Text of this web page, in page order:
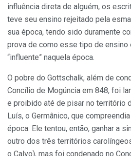
influência direta de alguém, os
teve seu ensino rejeitado pela
sua época, tendo sido duramente
prova de como esse tipo de ensino
“influente” naquela época.
O pobre do Gottschalk, além de
Concílio de Mogúncia em 848, foi
e proibido até de pisar no território
Luís, o Germânico, que
época. Ele tentou, então, ganhar a
outro dos três territórios
o Calvo), mas foi condenado no